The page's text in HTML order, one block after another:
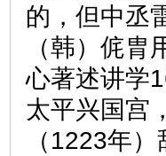
的，但中丞
（韩）侂
心著述讲学
太平兴国宫
（1223年